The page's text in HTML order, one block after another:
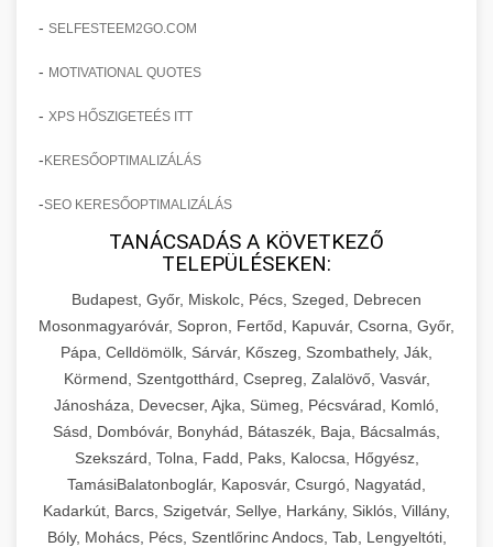
- SELFESTEEM2GO.COM
- MOTIVATIONAL QUOTES
- XPS HŐSZIGETEÉS ITT
- KERESŐOPTIMALIZÁLÁS
-SEO KERESŐOPTIMALIZÁLÁS
TANÁCSADÁS A KÖVETKEZŐ
TELEPÜLÉSEKEN:
Budapest, Győr, Miskolc, Pécs, Szeged, Debrecen
Mosonmagyaróvár, Sopron, Fertőd, Kapuvár, Csorna, Győr,
Pápa, Celldömölk, Sárvár, Kőszeg, Szombathely, Ják,
Körmend, Szentgotthárd, Csepreg, Zalalövő, Vasvár,
Jánosháza, Devecser, Ajka, Sümeg, Pécsvárad, Komló,
Sásd, Dombóvár, Bonyhád, Bátaszék, Baja, Bácsalmás,
Szekszárd, Tolna, Fadd, Paks, Kalocsa, Hőgyész,
TamásiBalatonboglár, Kaposvár, Csurgó, Nagyatád,
Kadarkút, Barcs, Szigetvár, Sellye, Harkány, Siklós, Villány,
Bóly, Mohács, Pécs, Szentlőrinc Andocs, Tab, Lengyeltóti,